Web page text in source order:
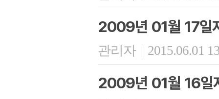
2009년 01월 17일
관리자 | 2015.06.01
2009년 01월 16일